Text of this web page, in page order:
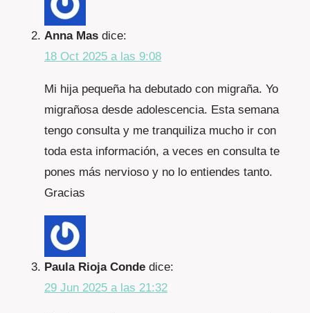
Anna Mas dice:
18 Oct 2025 a las 9:08
Mi hija pequeña ha debutado con migraña. Yo
migrañosa desde adolescencia. Esta semana
tengo consulta y me tranquiliza mucho ir con
toda esta información, a veces en consulta te
pones más nervioso y no lo entiendes tanto.
Gracias
Paula Rioja Conde dice:
29 Jun 2025 a las 21:32